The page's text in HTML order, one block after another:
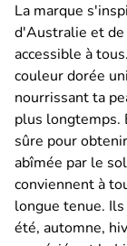
La marque
d'Australie et
accessible à
couleur dorée
nourrissant ta
plus longtemps.
sûre pour
abîmée par le
conviennent à
longue tenue.
été, automne,